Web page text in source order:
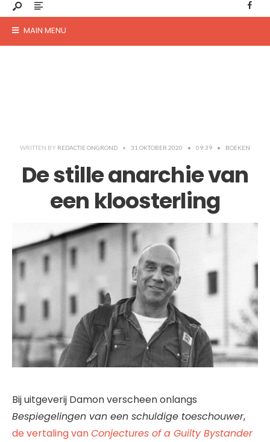
MAIN MENU
WRITTEN BY REDACTIE ONGROND • 31 OKTOBER 2020 • 09:39 • BOEKEN
De stille anarchie van
een kloosterling
Bij uitgeverij Damon verscheen onlangs
Bespiegelingen van een schuldige toeschouwer,
de vertaling vanConjectures of a Guilty Bystander